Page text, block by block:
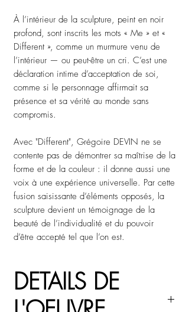
À l’intérieur de la sculpture, peint en noir
profond, sont inscrits les mots « Me » et «
Different », comme un murmure venu de
l’intérieur — ou peut-être un cri. C’est une
déclaration intime d’acceptation de soi,
comme si le personnage affirmait sa
présence et sa vérité au monde sans
compromis.
Avec "Different", Grégoire DEVIN ne se
contente pas de démontrer sa maîtrise de la
forme et de la couleur : il donne aussi une
voix à une expérience universelle. Par cette
fusion saisissante d’éléments opposés, la
sculpture devient un témoignage de la
beauté de l’individualité et du pouvoir
d’être accepté tel que l’on est.
DETAILS DE